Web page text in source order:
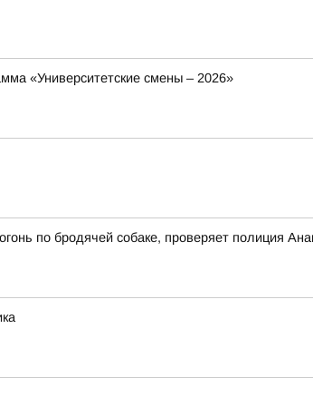
«Университетские смены – 2026»
по бродячей собаке, проверяет полиция